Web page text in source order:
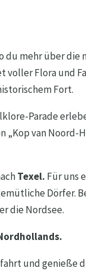
du mehr über die
voller Flora und
Fort.
Parade
van Noord-
Texel. Für uns
Dörfer.
die Nordsee.
und genieße